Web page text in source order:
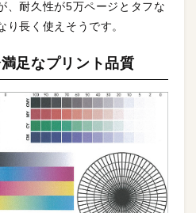
、耐久性が5万ページとタフな
長く使えそうです。
足なプリント品質